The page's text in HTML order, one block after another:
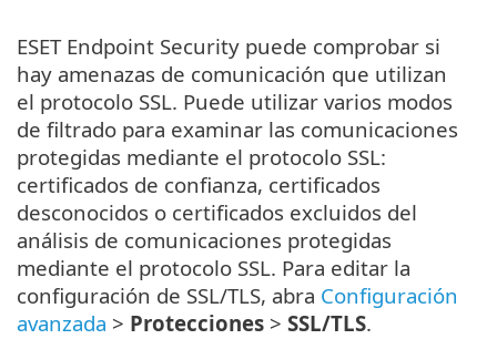
ESET Endpoint Security puede comprobar si
hay amenazas de comunicación que utilizan
el protocolo SSL. Puede utilizar varios modos
de filtrado para examinar las comunicaciones
protegidas mediante el protocolo SSL:
certificados de confianza, certificados
desconocidos o certificados excluidos del
análisis de comunicaciones protegidas
mediante el protocolo SSL. Para editar la
configuración de SSL/TLS, abra Configuración
avanzada > Protecciones > SSL/TLS.